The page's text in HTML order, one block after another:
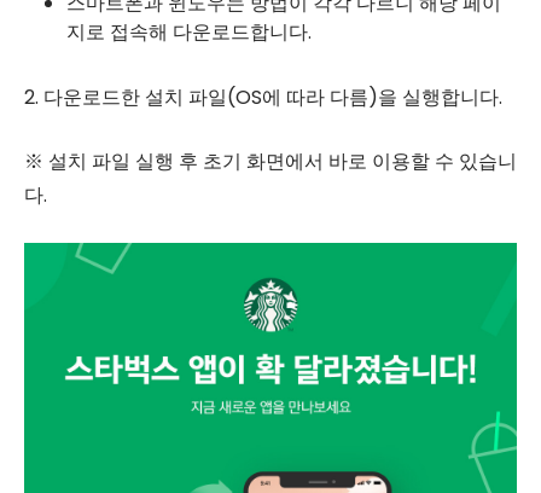
지로 접속해 다운로드합니다.
2. 다운로드한 설치 파일(OS에 따라 다름)을 실행합니다.
※ 설치 파일 실행 후 초기 화면에서 바로 이용할 수 있습니
다.